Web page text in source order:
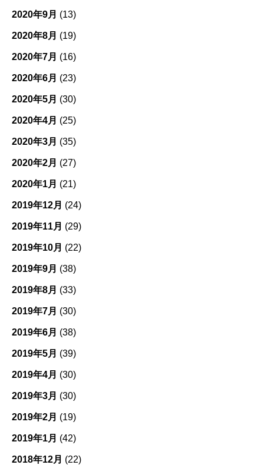
2020年9月 (13)
2020年8月 (19)
2020年7月 (16)
2020年6月 (23)
2020年5月 (30)
2020年4月 (25)
2020年3月 (35)
2020年2月 (27)
2020年1月 (21)
2019年12月 (24)
2019年11月 (29)
2019年10月 (22)
2019年9月 (38)
2019年8月 (33)
2019年7月 (30)
2019年6月 (38)
2019年5月 (39)
2019年4月 (30)
2019年3月 (30)
2019年2月 (19)
2019年1月 (42)
2018年12月 (22)